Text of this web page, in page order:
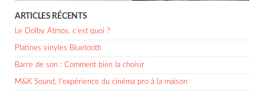
ARTICLES RÉCENTS
Le Dolby Atmos, c’est quoi ?
Platines vinyles Bluetooth
Barre de son : Comment bien la choisir
M&K Sound, l’expérience du cinéma pro à la maison